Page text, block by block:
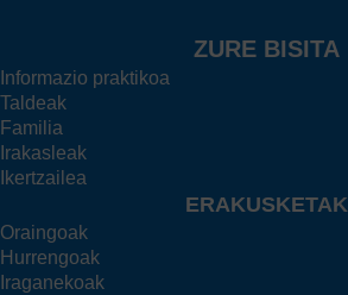
ZURE BISITA
Informazio praktikoa
Taldeak
Familia
Irakasleak
Ikertzailea
ERAKUSKETAK
Oraingoak
Hurrengoak
Iraganekoak